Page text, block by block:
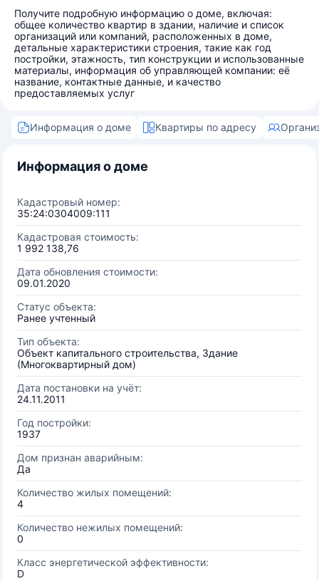
Получите подробную информацию о доме, включая:
общее количество квартир в здании, наличие и список
организаций или компаний, расположенных в доме,
детальные характеристики строения, такие как год
постройки, этажность, тип конструкции и использованные
материалы, информация об управляющей компании: её
название, контактные данные, и качество
предоставляемых услуг
Информация о доме Квартиры по адресу
Информация о доме
Кадастровый номер:
35:24:0304009:111
Кадастровая стоимость:
1 992 138,76
Дата обновления стоимости:
09.01.2020
Статус объекта:
Ранее учтенный
Тип объекта:
Объект капитального строительства, Здание
(Многоквартирный дом)
Дата постановки на учёт:
24.11.2011
Год постройки:
1937
Дом признан аварийным:
Да
Количество жилых помещений:
4
Количество нежилых помещений:
0
Класс энергетической эффективности:
D